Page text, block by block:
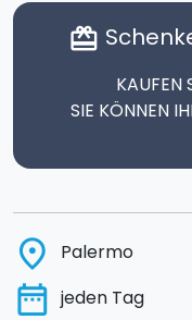
card_giftcard
KAUFEN
SIE KÖNNEN
place Palermo
date_range jeden Tag